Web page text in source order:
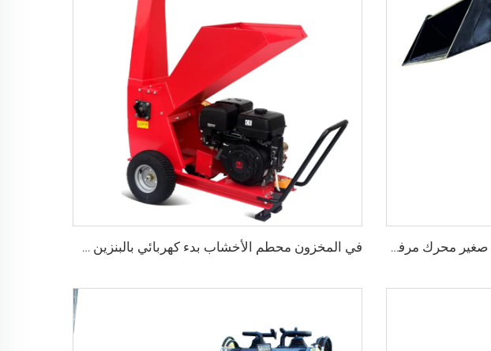
معروض بقوة رخيص حفّار توجيهي صغير محرك مرفق حفّار توجيهي صغير ديزل في المخزون محطم الأخشاب بدء كهربائي بالبنزين سعة 100 مم قوة 15 حصان آلة تكسير الخشب